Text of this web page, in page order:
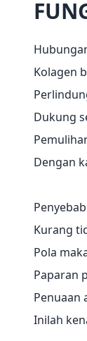
Kolagen
Dukung
Dengan
Kurang
Pola
Paparan
Inilah